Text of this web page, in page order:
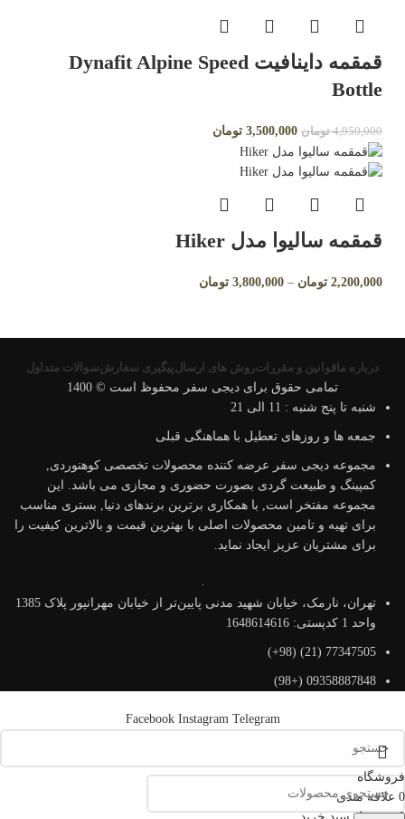
قمقمه داینافیت Dynafit Alpine Speed
Bottle
4,950,000 تومان 3,500,000 تومان
قمقمه سالیوا مدل Hiker
2,200,000 تومان –
3,800,000 تومان
درباره ماقوانین و مقرراتروش های ارسالپیگیری سفارشسوالات متداول
تمامی حقوق برای دیجی سفر محفوظ است © 1400
شنبه تا پنج شنبه : 11 الی 21
جمعه ها و روزهای تعطیل با هماهنگی قبلی
مجموعه دیجی سفر عرضه کننده محصولات تخصصی کوهنوردی,
کمپینگ و طبیعت گردی بصورت حضوری و مجازی می باشد. این
مجموعه مفتخر است, با همکاری برترین برندهای دنیا, بستری مناسب
برای تهیه و تامین محصولات اصلی با بهترین قیمت و بالاترین کیفیت را
برای مشتریان عزیز ایجاد نماید.
تهران، نارمک، خیابان شهید مدنی پایین‌تر از خیابان مهرانپور پلاک 1385
واحد 1 کدپستی: 1648614616
77347505 (21) (98+)
09358887848 (+98)
Facebook Instagram Telegram
فروشگاه
0 علاقه مندی